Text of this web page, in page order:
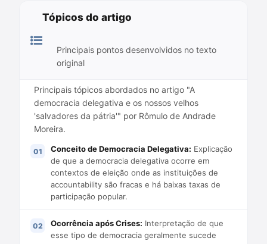
Tópicos do artigo
Principais pontos desenvolvidos no texto
original
Principais tópicos abordados no artigo "A
democracia delegativa e os nossos velhos
'salvadores da pátria'" por Rômulo de Andrade
Moreira.
Conceito de Democracia Delegativa: Explicação
de que a democracia delegativa ocorre em
contextos de eleição onde as instituições de
accountability são fracas e há baixas taxas de
participação popular.
Ocorrência após Crises: Interpretação de que
esse tipo de democracia geralmente sucede